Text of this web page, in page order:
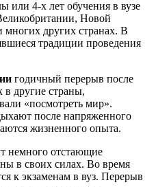
или 4-х лет обучения в вузе
Новой
других странах. В
традиции проведения
годичный перерыв после
в другие страны,
«посмотреть мир».
после напряженного
жизненного опыта.
немного отстающие
в своих силах. Во время
к экзаменам в вуз. Перерыв